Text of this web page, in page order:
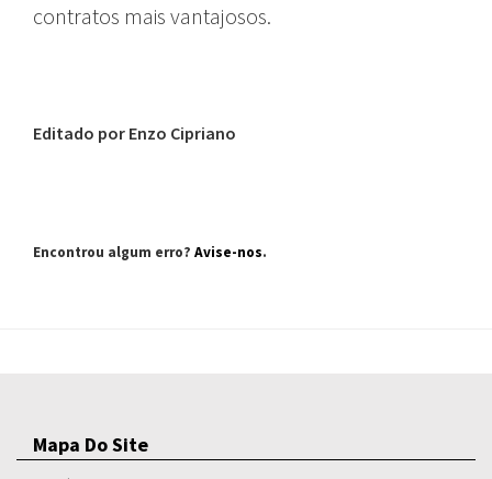
contratos mais vantajosos.
Editado por Enzo Cipriano
Encontrou algum erro? Avise-nos.
Mapa Do Site